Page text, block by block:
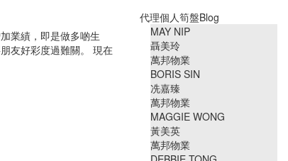
業績，即是做多啲生
友好彩度過難關。 現在
代理個人筍盤Blog
MAY NIP
聶美玲
萬邦物業
BORIS SIN
冼嘉臻
萬邦物業
MAGGIE WONG
黃美英
萬邦物業